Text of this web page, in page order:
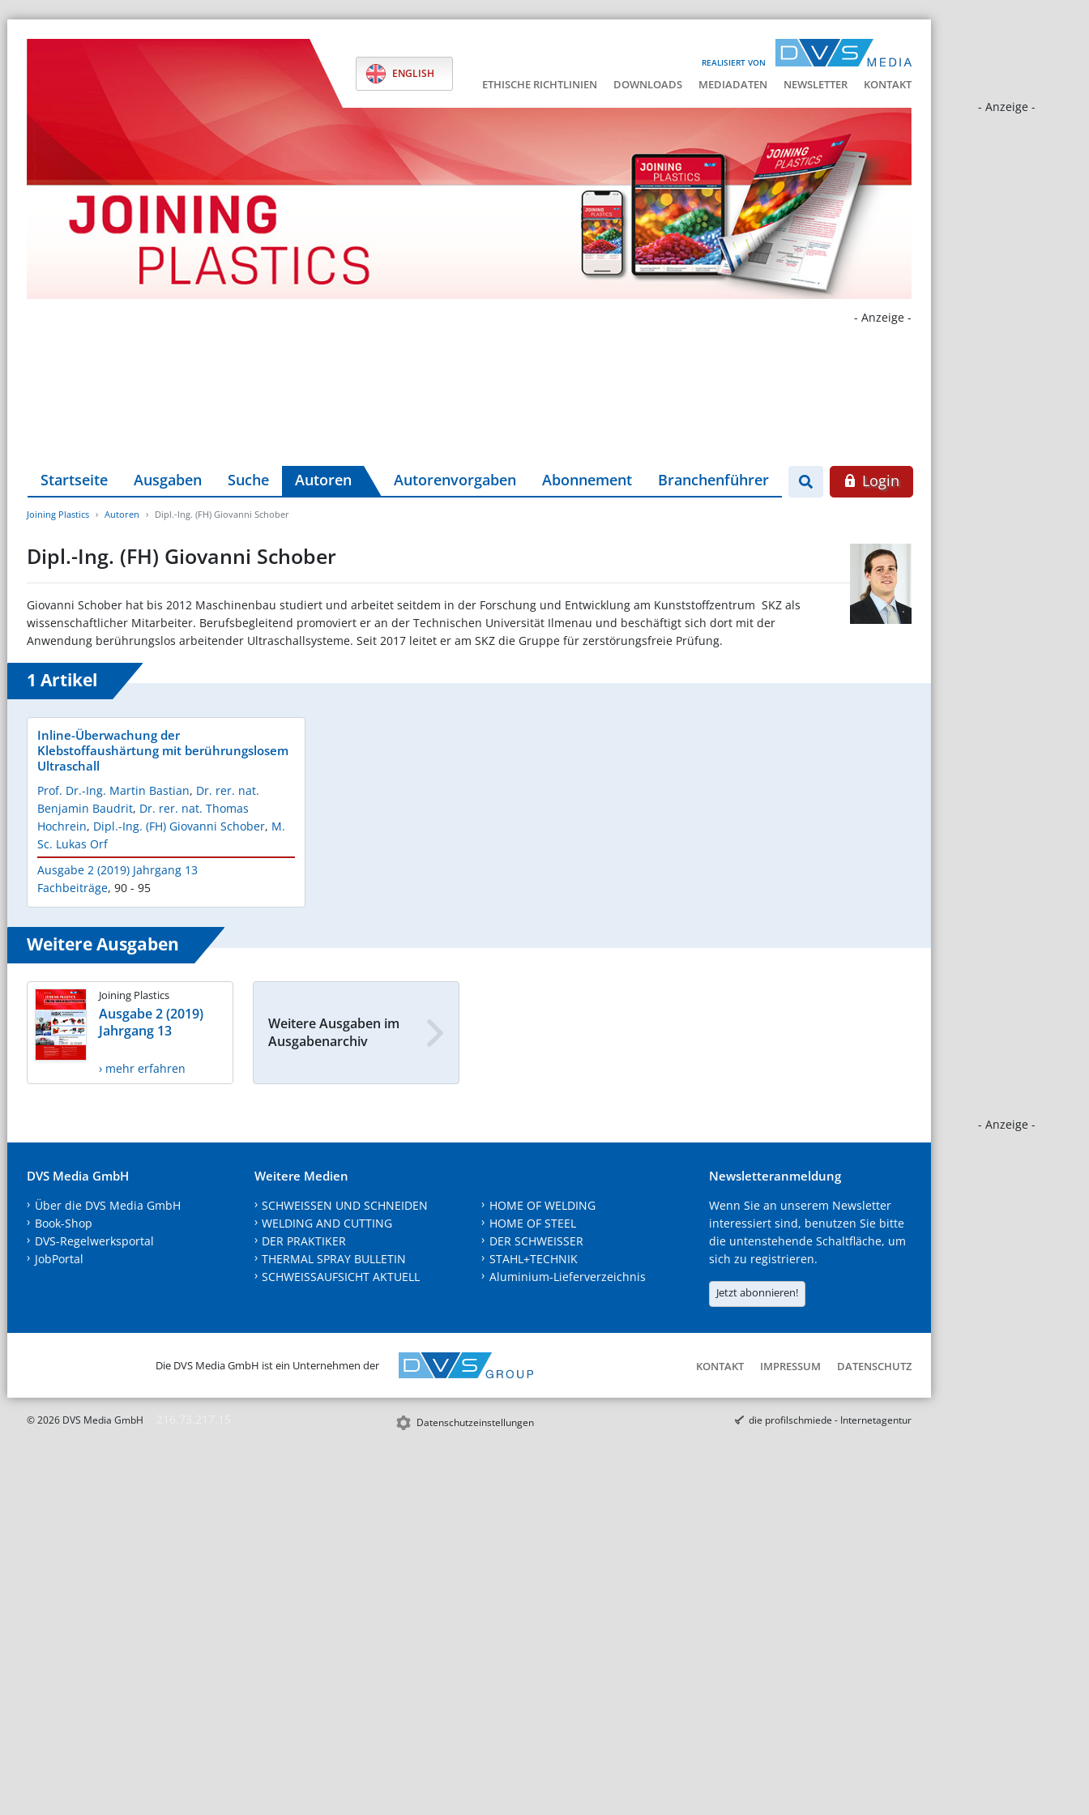
REALISIERT VON
ENGLISH
ETHISCHE RICHTLINIEN DOWNLOADS MEDIADATEN NEWSLETTER KONTAKT
- Anzeige -
- Anzeige -
- Anzeige -
Startseite Ausgaben Suche Autoren Autorenvorgaben Abonnement Branchenführer Login
Joining Plastics Autoren Dipl.-Ing. (FH) Giovanni Schober
Dipl.-Ing. (FH) Giovanni Schober
Giovanni Schober hat bis 2012 Maschinenbau studiert und arbeitet seitdem in der Forschung und Entwicklung am Kunststoffzentrum  SKZ als
wissenschaftlicher Mitarbeiter. Berufsbegleitend promoviert er an der Technischen Universität Ilmenau und beschäftigt sich dort mit der
Anwendung berührungslos arbeitender Ultraschallsysteme. Seit 2017 leitet er am SKZ die Gruppe für zerstörungsfreie Prüfung.
1 Artikel
Inline-Überwachung der
Klebstoffaushärtung mit berührungslosem
Ultraschall
Prof. Dr.-Ing. Martin Bastian, Dr. rer. nat.
Benjamin Baudrit, Dr. rer. nat. Thomas
Hochrein, Dipl.-Ing. (FH) Giovanni Schober, M.
Sc. Lukas Orf
Ausgabe 2 (2019) Jahrgang 13
Fachbeiträge, 90 - 95
Weitere Ausgaben
Joining Plastics
Ausgabe 2 (2019)
Jahrgang 13
› mehr erfahren
Weitere Ausgaben im
Ausgabenarchiv
DVS Media GmbH
Über die DVS Media GmbH
Book-Shop
DVS-Regelwerksportal
JobPortal
Weitere Medien
SCHWEISSEN UND SCHNEIDEN
WELDING AND CUTTING
DER PRAKTIKER
THERMAL SPRAY BULLETIN
SCHWEISSAUFSICHT AKTUELL
HOME OF WELDING
HOME OF STEEL
DER SCHWEISSER
STAHL+TECHNIK
Aluminium-Lieferverzeichnis
Newsletteranmeldung
Wenn Sie an unserem Newsletter
interessiert sind, benutzen Sie bitte
die untenstehende Schaltfläche, um
sich zu registrieren.
Jetzt abonnieren!
Die DVS Media GmbH ist ein Unternehmen der KONTAKT IMPRESSUM DATENSCHUTZ
© 2026 DVS Media GmbH Datenschutzeinstellungen die profilschmiede - Internetagentur